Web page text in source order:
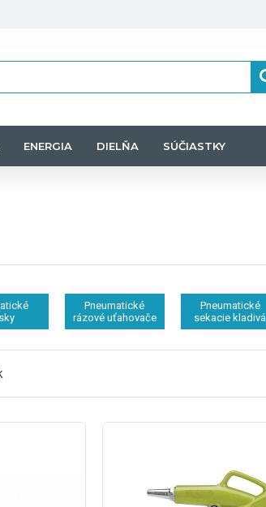
ENERGIA DIELŇA SÚČIASTKY
Pneumatické
rázové uťahovače
Pneumatické
sekacie kladivá